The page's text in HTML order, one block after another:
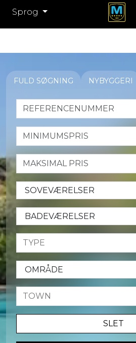
Sprog
FULD SØGNING NYBYGGERI
SLET